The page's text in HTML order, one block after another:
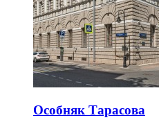
Особняк Тарасова